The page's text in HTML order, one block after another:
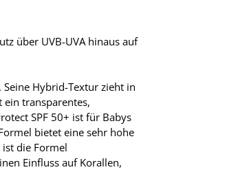
über UVB-UVA hinaus auf
Hybrid-Textur zieht in
transparentes,
SPF 50+ ist für Babys
bietet eine sehr hohe
die Formel
Einfluss auf Korallen,